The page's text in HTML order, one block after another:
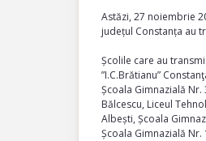
Astăzi, 27 noiembrie
județul Constanța au
Școlile care au
”I.C.Brătianu”
Școala Gimnazială Nr.
Bălcescu, Liceul
Albești, Școala
Școala Gimnazială Nr.